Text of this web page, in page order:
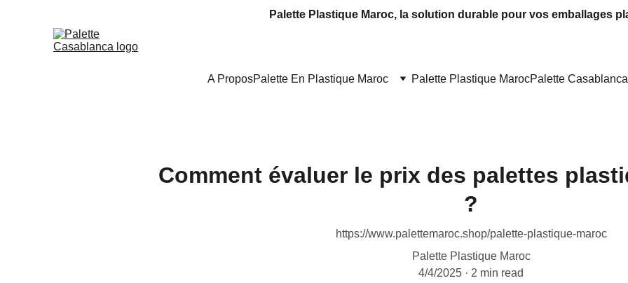
Palette Plastique Maroc, la solution durable pour vos emballages
A ProposPalette En Plastique Maroc Palette Plastique MarocPalette Casablanca
Comment évaluer le prix des palettes
?
https://www.palettemaroc.shop/palette-plastique-maroc
Palette Plastique Maroc
4/4/2025
2 min read